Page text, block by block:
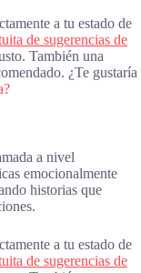
a tu estado de
de sugerencias de
También una
¿Te gustaría
a nivel
emocionalmente
historias que
a tu estado de
de sugerencias de